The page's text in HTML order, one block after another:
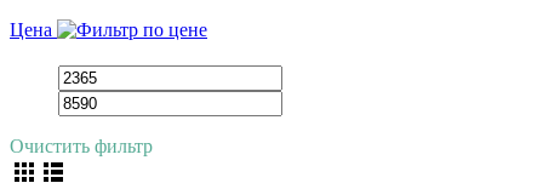
Цена
Очистить фильтр